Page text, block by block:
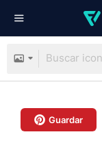
Guardar